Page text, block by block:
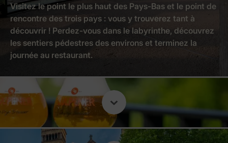
Visitez le point le plus haut des Pays-Bas et le point de
rencontre des trois pays : vous y trouverez tant à
découvrir ! Perdez-vous dans le labyrinthe, découvrez
les sentiers pédestres des environs et terminez la
journée au restaurant.